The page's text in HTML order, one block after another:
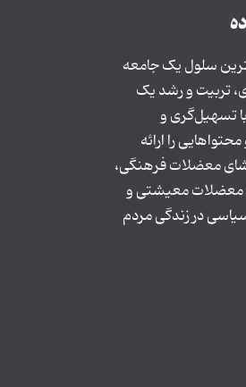
سلول یک جامعه
تربیت و رشد یک
تسهیل‌گری و
را ارائه
معضلات فرهنگی،
معضلات معیشتی و
در زندگی مردم